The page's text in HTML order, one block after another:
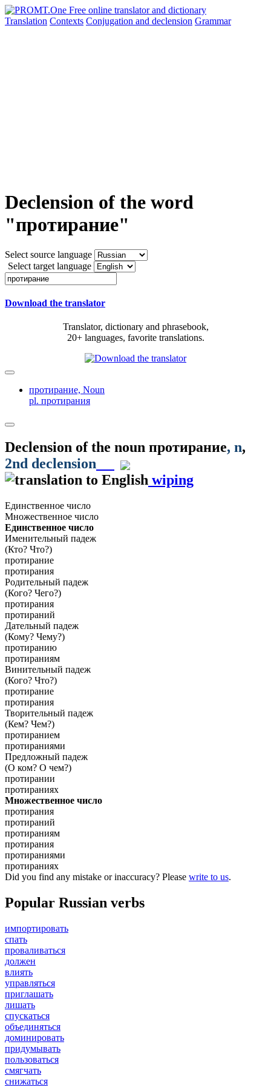
Translation Contexts Conjugation and declension Grammar
Declension of the word
"протирание"
Select source language
Select target language
Download the translator
Translator, dictionary and phrasebook,
20+ languages, favorite translations.
протирание, Noun
pl. протирания
Declension of the noun протирание, n,
2nd declension
wiping
Единственное число
Множественное число
Единственное число
Именительный падеж
(Кто? Что?)
протирание
протирания
Родительный падеж
(Кого? Чего?)
протирания
протираний
Дательный падеж
(Кому? Чему?)
протиранию
протираниям
Винительный падеж
(Кого? Что?)
протирание
протирания
Творительный падеж
(Кем? Чем?)
протиранием
протираниями
Предложный падеж
(О ком? О чем?)
протирании
протираниях
Множественное число
протирания
протираний
протираниям
протирания
протираниями
протираниях
Did you find any mistake or inaccuracy? Please write to us.
Popular Russian verbs
импортировать
спать
проваливаться
должен
влиять
управляться
приглашать
лишать
спускаться
объединяться
доминировать
придумывать
пользоваться
смягчать
снижаться